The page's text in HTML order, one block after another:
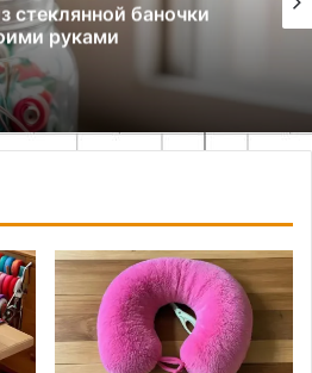
стеклянной баночки
руками